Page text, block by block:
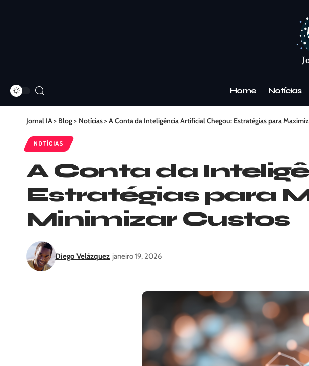
Home Notícias
Jornal IA> Blog> Notícias>A Conta da Inteligência Artificial Chegou: Estratégias para
NOTÍCIAS
A Conta da
Estratégias para
Minimizar Custos
Diego Velázquez janeiro 19, 2026